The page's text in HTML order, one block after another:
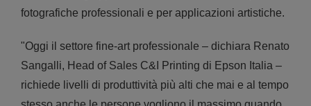
fotografiche professionali e per applicazioni artistiche.
"Oggi il settore fine-art professionale – dichiara Renato
Sangalli, Head of Sales C&I Printing di Epson Italia –
richiede livelli di produttività più alti che mai e al tempo